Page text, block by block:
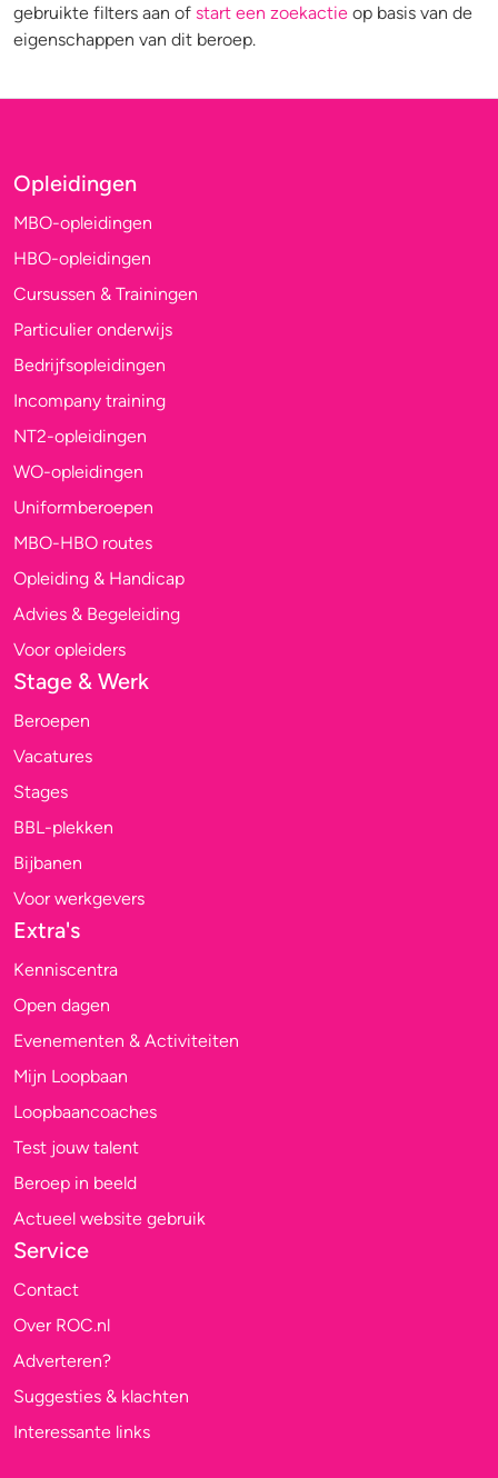
gebruikte filters aan of start een zoekactie op basis van de
eigenschappen van dit beroep.
Opleidingen
MBO-opleidingen
HBO-opleidingen
Cursussen & Trainingen
Particulier onderwijs
Bedrijfsopleidingen
Incompany training
NT2-opleidingen
WO-opleidingen
Uniformberoepen
MBO-HBO routes
Opleiding & Handicap
Advies & Begeleiding
Voor opleiders
Stage & Werk
Beroepen
Vacatures
Stages
BBL-plekken
Bijbanen
Voor werkgevers
Extra's
Kenniscentra
Open dagen
Evenementen & Activiteiten
Mijn Loopbaan
Loopbaancoaches
Test jouw talent
Beroep in beeld
Actueel website gebruik
Service
Contact
Over ROC.nl
Adverteren?
Suggesties & klachten
Interessante links